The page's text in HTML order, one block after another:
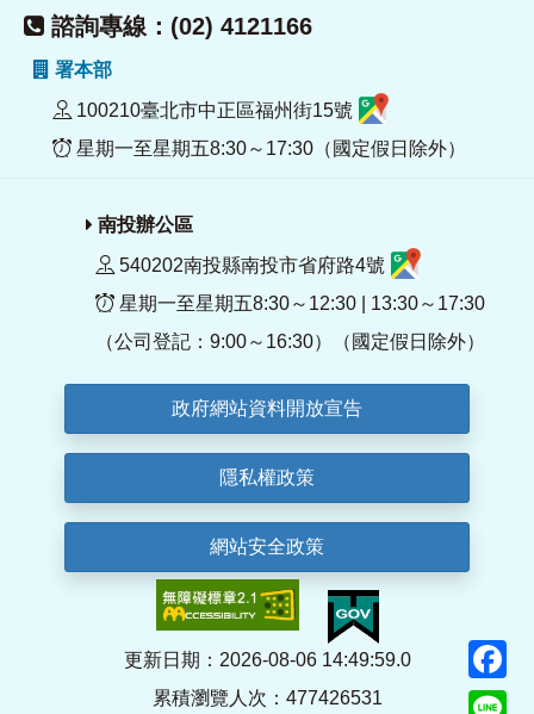
諮詢專線：(02) 4121166
署本部
100210臺北市中正區福州街15號
星期一至星期五8:30～17:30（國定假日除外）
南投辦公區
540202南投縣南投市省府路4號
星期一至星期五8:30～12:30 | 13:30～17:30
（公司登記：9:00～16:30）（國定假日除外）
政府網站資料開放宣告
隱私權政策
網站安全政策
更新日期：2026-08-06 14:49:59.0
累積瀏覽人次：477426531